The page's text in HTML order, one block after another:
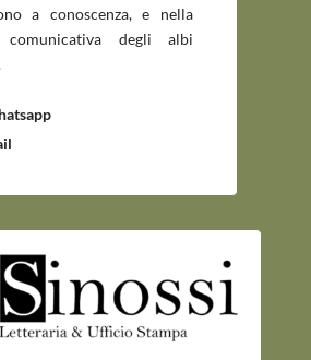
a conoscenza, e nella
comunicativa degli albi